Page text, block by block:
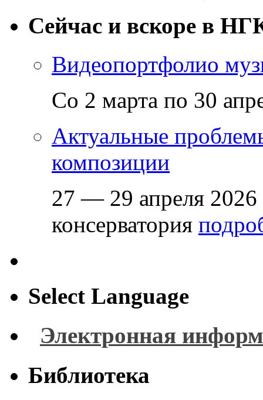
Сейчас и вскоре в
Видеопортфолио
Со 2 марта по 30
Актуальные
композиции
27 — 29 апреля 2026
консерватория
Select Language
Электронная
Библиотека